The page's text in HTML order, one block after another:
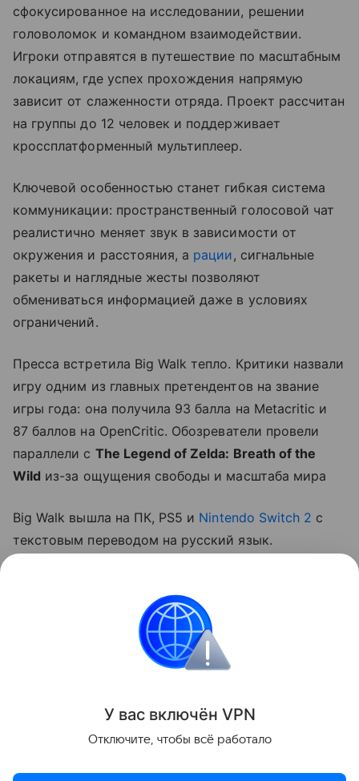
сфокусированное на исследовании, решении
головоломок и командном взаимодействии.
Игроки отправятся в путешествие по масштабным
локациям, где успех прохождения напрямую
зависит от слаженности отряда. Проект рассчитан
на группы до 12 человек и поддерживает
кроссплатформенный мультиплеер.
Ключевой особенностью станет гибкая система
коммуникации: пространственный голосовой чат
реалистично меняет звук в зависимости от
окружения и расстояния, а рации , сигнальные
ракеты и наглядные жесты позволяют
обмениваться информацией даже в условиях
ограничений.
Пресса встретила Big Walk тепло. Критики назвали
игру одним из главных претендентов на звание
игры года: она получила 93 балла на Metacritic и
87 баллов на OpenCritic. Обозреватели провели
параллели с The Legend of Zelda: Breath of the
Wild из-за ощущения свободы и масштаба мира
Big Walk вышла на ПК, PS5 и Nintendo Switch 2 с
текстовым переводом на русский язык.
каталоге подписочного сервиса PlayStation Plus
У вас включён VPN
Отключите, чтобы всё работало